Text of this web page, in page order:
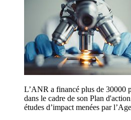
L’ANR a financé plus de 30000
dans le cadre de son Plan
études d’impact menées par